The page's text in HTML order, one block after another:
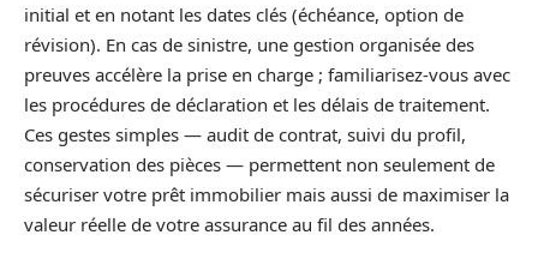
initial et en notant les dates clés (échéance, option de
révision). En cas de sinistre, une gestion organisée des
preuves accélère la prise en charge ; familiarisez-vous avec
les procédures de déclaration et les délais de traitement.
Ces gestes simples — audit de contrat, suivi du profil,
conservation des pièces — permettent non seulement de
sécuriser votre prêt immobilier mais aussi de maximiser la
valeur réelle de votre assurance au fil des années.